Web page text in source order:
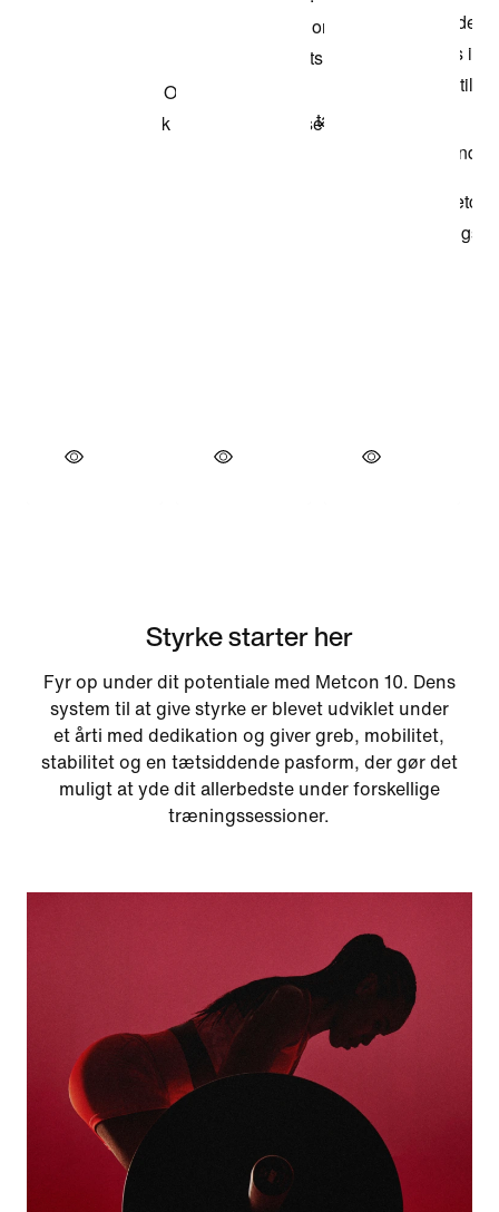
Styrke starter her
Fyr op under dit potentiale med Metcon 10. Dens
system til at give styrke er blevet udviklet under
et årti med dedikation og giver greb, mobilitet,
stabilitet og en tætsiddende pasform, der gør det
muligt at yde dit allerbedste under forskellige
træningssessioner.